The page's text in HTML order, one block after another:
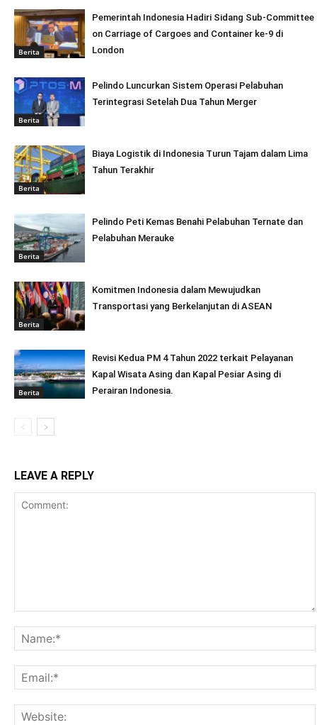
Berita
Pemerintah Indonesia Hadiri Sidang Sub-Committee
on Carriage of Cargoes and Container ke-9 di
London
Berita
Pelindo Luncurkan Sistem Operasi Pelabuhan
Terintegrasi Setelah Dua Tahun Merger
Berita
Biaya Logistik di Indonesia Turun Tajam dalam Lima
Tahun Terakhir
Berita
Pelindo Peti Kemas Benahi Pelabuhan Ternate dan
Pelabuhan Merauke
Berita
Komitmen Indonesia dalam Mewujudkan
Transportasi yang Berkelanjutan di ASEAN
Berita
Revisi Kedua PM 4 Tahun 2022 terkait Pelayanan
Kapal Wisata Asing dan Kapal Pesiar Asing di
Perairan Indonesia.
LEAVE A REPLY